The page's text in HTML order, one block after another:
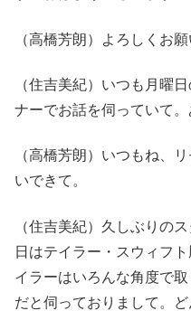
（高橋芳朗）よろしくお願
（住吉美紀）いつも月曜
ナーでお話を伺っていて。
（高橋芳朗）いつもね、
いできて。
（住吉美紀）久しぶりの
日はテイラー・スウィフ
イラーはいろんな角度で
だと伺っておりまして。